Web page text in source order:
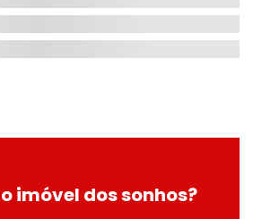
imóvel dos sonhos?